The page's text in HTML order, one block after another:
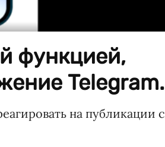
функцией,
Telegram.
на публикации с